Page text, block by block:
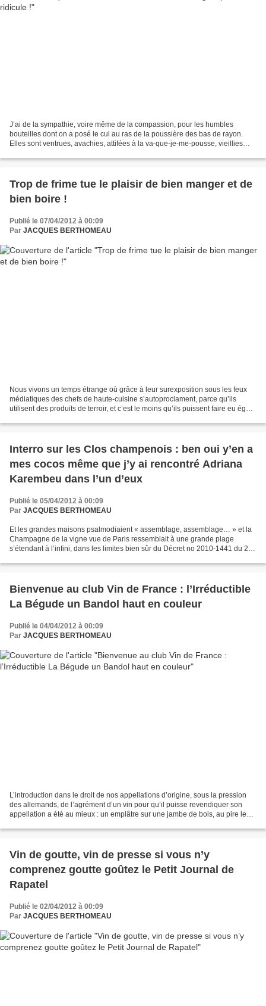
J’ai de la sympathie, voire même de la compassion, pour les humbles
bouteilles dont on a posé le cul au ras de la poussière des bas de rayon.
Elles sont ventrues, avachies, attifées à la va-que-je-me-pousse, vieillies
Trop de frime tue le plaisir de bien manger et de
bien boire !
Publié le 07/04/2012 à 00:09
Par JACQUES BERTHOMEAU
Nous vivons un temps étrange où grâce à leur surexposition sous les feux
médiatiques des chefs de haute-cuisine s’autoproclament, parce qu’ils
utilisent des produits de terroir, et c’est le moins qu’ils puissent faire eu égard
Interro sur les Clos champenois : ben oui y’en a
mes cocos même que j’y ai rencontré Adriana
Karembeu dans l’un d’eux
Publié le 05/04/2012 à 00:09
Par JACQUES BERTHOMEAU
Et les grandes maisons psalmodiaient « assemblage, assemblage… » et la
Champagne de la vigne vue de Paris ressemblait à une grande plage
s’étendant à l’infini, dans les limites bien sûr du Décret no 2010-1441 du 22
Bienvenue au club Vin de France : l’Irréductible
La Bégude un Bandol haut en couleur
Publié le 04/04/2012 à 00:09
Par JACQUES BERTHOMEAU
L’introduction dans le droit de nos appellations d’origine, sous la pression
des allemands, de l’agrément d’un vin pour qu’il puisse revendiquer son
appellation a été au mieux : un emplâtre sur une jambe de bois, au pire le
Vin de goutte, vin de presse si vous n’y
comprenez goutte goûtez le Petit Journal de
Rapatel
Publié le 02/04/2012 à 00:09
Par JACQUES BERTHOMEAU